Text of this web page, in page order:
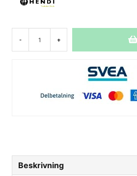
- +
Beskrivning